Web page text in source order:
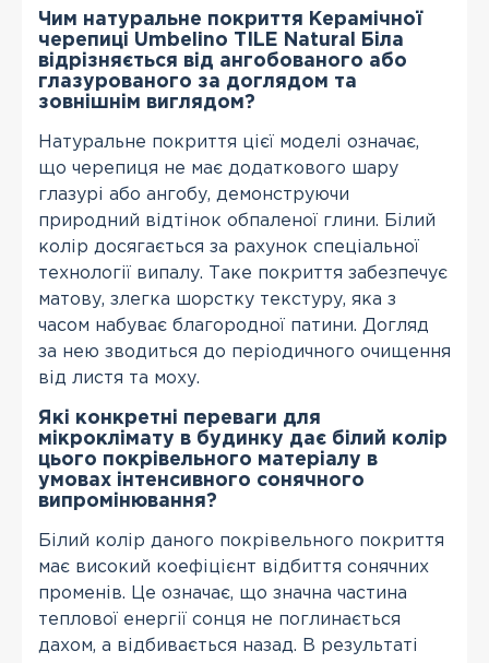
Чим натуральне покриття Керамічної
черепиці Umbelino TILE Natural Біла
відрізняється від ангобованого або
глазурованого за доглядом та
зовнішнім виглядом?
Натуральне покриття цієї моделі означає,
що черепиця не має додаткового шару
глазурі або ангобу, демонструючи
природний відтінок обпаленої глини. Білий
колір досягається за рахунок спеціальної
технології випалу. Таке покриття забезпечує
матову, злегка шорстку текстуру, яка з
часом набуває благородної патини. Догляд
за нею зводиться до періодичного очищення
від листя та моху.
Які конкретні переваги для
мікроклімату в будинку дає білий колір
цього покрівельного матеріалу в
умовах інтенсивного сонячного
випромінювання?
Білий колір даного покрівельного покриття
має високий коефіцієнт відбиття сонячних
променів. Це означає, що значна частина
теплової енергії сонця не поглинається
дахом, а відбивається назад. В результаті